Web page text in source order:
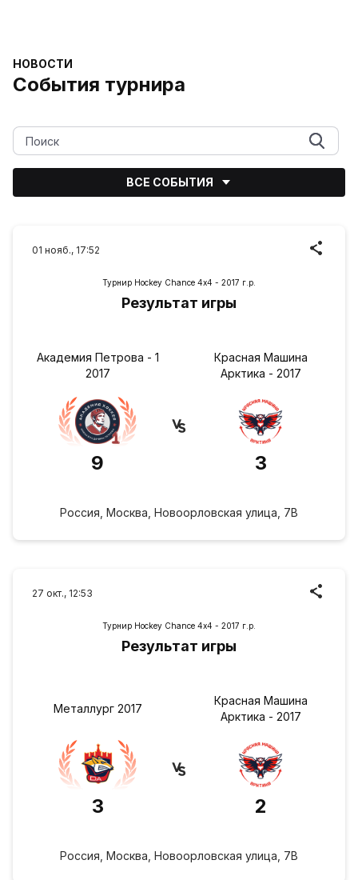
НОВОСТИ
События турнира
ВСЕ СОБЫТИЯ
01 нояб., 17:52
Турнир Hockey Chance 4х4 - 2017 г.р.
Результат игры
Академия Петрова - 1
2017
9
Красная Машина
Арктика - 2017
3
Россия, Москва, Новоорловская улица, 7В
27 окт., 12:53
Турнир Hockey Chance 4х4 - 2017 г.р.
Результат игры
Металлург 2017
3
Красная Машина
Арктика - 2017
2
Россия, Москва, Новоорловская улица, 7В